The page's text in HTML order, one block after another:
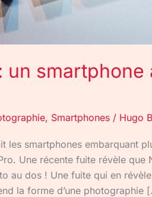
un
, Smartphones / Hugo
les smartphones embarquant
Une récente fuite révèle
au dos ! Une fuite qui en
la forme d’une photographie